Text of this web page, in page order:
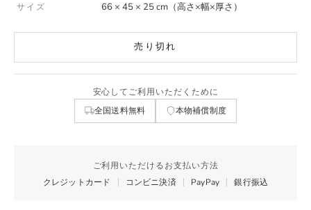
サイズ 66 × 45 × 25 cm（高さ×幅×厚さ）
売り切れ
安心してご利用いただくために
全国送料無料 本物補償制度
ご利用いただけるお支払い方法
クレジットカード
コンビニ決済 PayPay 銀行振込